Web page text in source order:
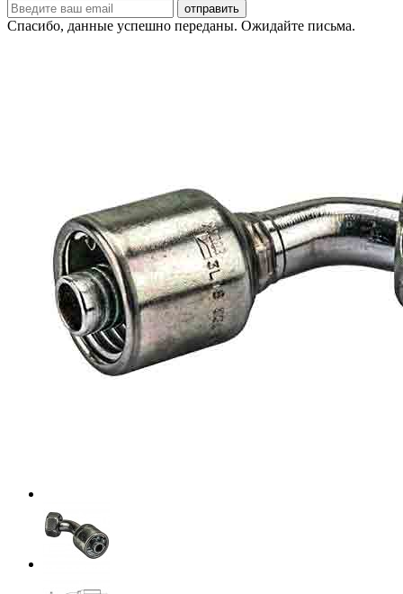
Спасибо, данные успешно переданы. Ожидайте письма.